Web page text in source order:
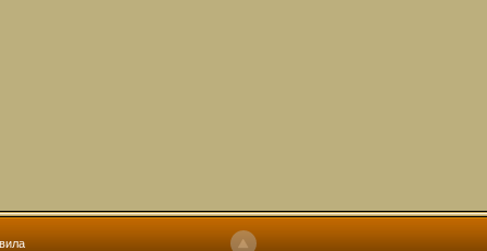
нужны? Так эта организация описана в "Лордах тьмы", книге правил по
организацию искажённая руна? Это некро-вампо нечистивая
процесс не очень быстрый будет. Думаю в течении 1-2 месяцев
с телефона не очень удобно)
по ходу чтения правлю. Получается не совнлитературный перевод,